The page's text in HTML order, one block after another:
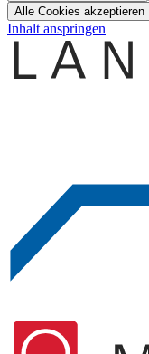
Alle Cookies akzeptieren
Inhalt anspringen